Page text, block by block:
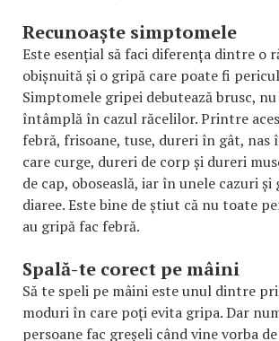
Recunoaște simptomele
Este esențial să faci diferența dintre o
obișnuită și o gripă care poate fi
Simptomele gripei debutează brusc,
întâmplă în cazul răcelilor. Printre
febră, frisoane, tuse, dureri în gât, nas
care curge, dureri de corp și dureri
de cap, oboseaslă, iar în unele cazuri și
diaree. Este bine de știut că nu toate
au gripă fac febră.
Spală-te corect pe mâini
Să te speli pe mâini este unul dintre
moduri în care poți evita gripa. Dar
persoane fac greșeli când vine vorba